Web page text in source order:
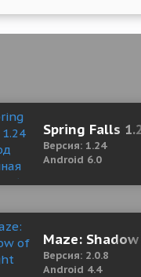
Spring Falls
Версия: 1.24
Android 6.0
Maze:
Версия: 2.0.8
Android 4.4